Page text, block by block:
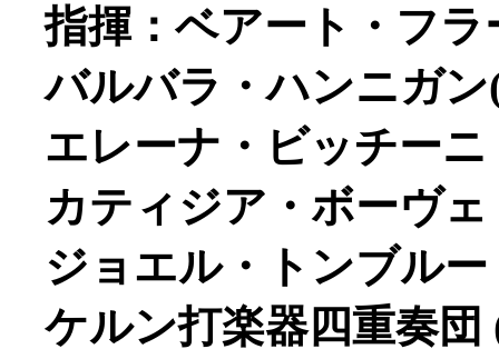
指揮：ベアート・フラ
バルバラ・ハンニガン
エレーナ・ビッチーニ
カティジア・ボーヴ
ジョエル・トンブル
ケルン打楽器四重奏団